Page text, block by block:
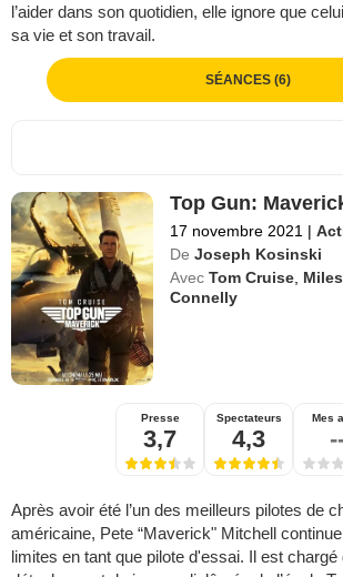
l’aider dans son quotidien, elle ignore que
sa vie et son travail.
SÉANCES (6)
Top Gun:
17 novembre 2021 |
De Joseph Kosinski
Avec Tom Cruise
Connelly
Presse
3,7
Spectateurs
4,3
Mes
Après avoir été l’un des meilleurs pilotes de
américaine, Pete “Maverick" Mitchell
limites en tant que pilote d'essai. Il est chargé